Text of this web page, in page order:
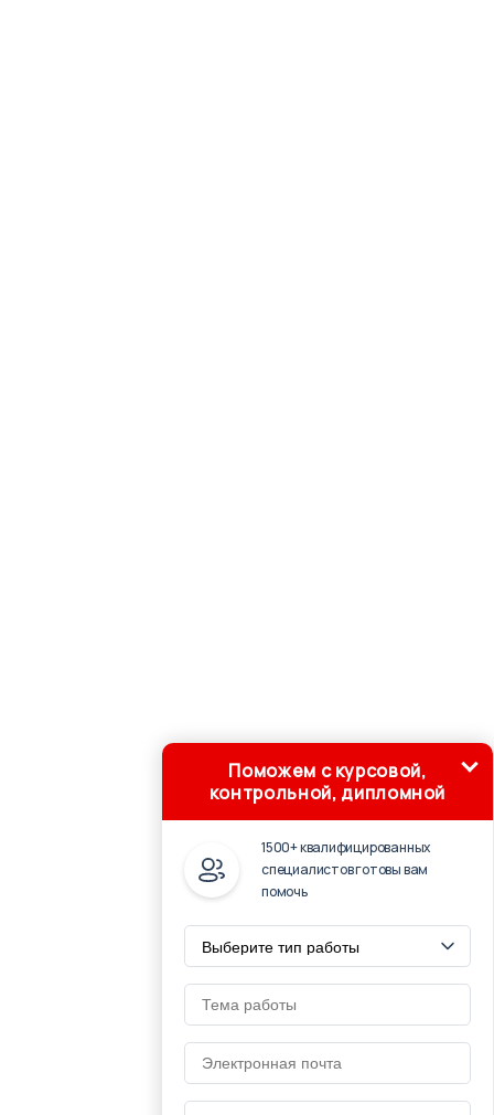
Поможем с курсовой,
контрольной, дипломной
1500+ квалифицированных
специалистов готовы вам
помочь